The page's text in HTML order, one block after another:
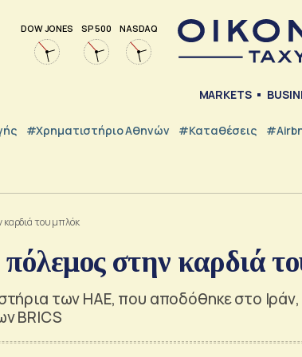
DOW JONES SP 500 NASDAQ
MARKETS
#Χρηματιστήριο Αθηνών #Καταθέσεις
καρδιά του μπλόκ
στην καρδιά
των ΗΑΕ, που αποδόθηκε στο Ιράν,
BRICS